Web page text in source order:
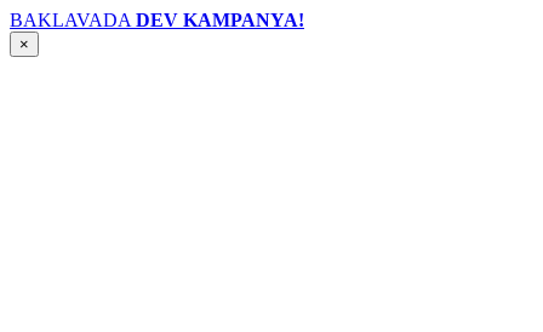
BAKLAVADA DEV KAMPANYA!
×